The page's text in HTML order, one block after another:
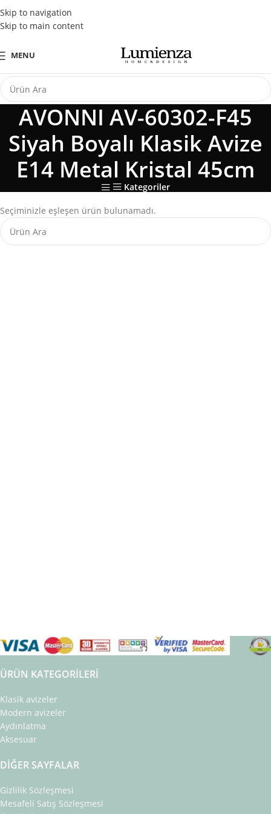
Skip to navigation
Skip to main content
Tüm Kredi Kartlarına Peşin Fiyatına 3 Taksit Fırsatı
MENU
AVONNI AV-60302-F45
Siyah Boyalı Klasik Avize
E14 Metal Kristal 45cm
Kategoriler
Seçiminizle eşleşen ürün bulunamadı.
ÜRÜN KATEGORILERI
Klasik avizeler
Modern avizeler
Aydınlatma
Aksesuar
DIĞER SAYFALAR
Gizlilik Sözleşmesi
Mesafeli Satış Sözleşmesi